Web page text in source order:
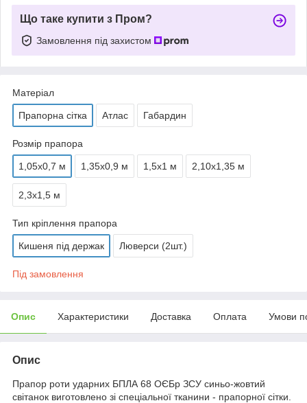
Що таке купити з Пром?
Замовлення під захистом
Матеріал
Прапорна сітка Атлас Габардин
Розмір прапора
1,05х0,7 м 1,35х0,9 м 1,5х1 м 2,10х1,35 м
2,3х1,5 м
Тип кріплення прапора
Кишеня під держак Люверси (2шт.)
Під замовлення
Опис Характеристики Доставка Оплата Умови
Опис
Прапор роти ударних БПЛА 68 ОЄБр ЗСУ синьо-жовтий
світанок виготовлено зі спеціальної тканини - прапорної сітки.